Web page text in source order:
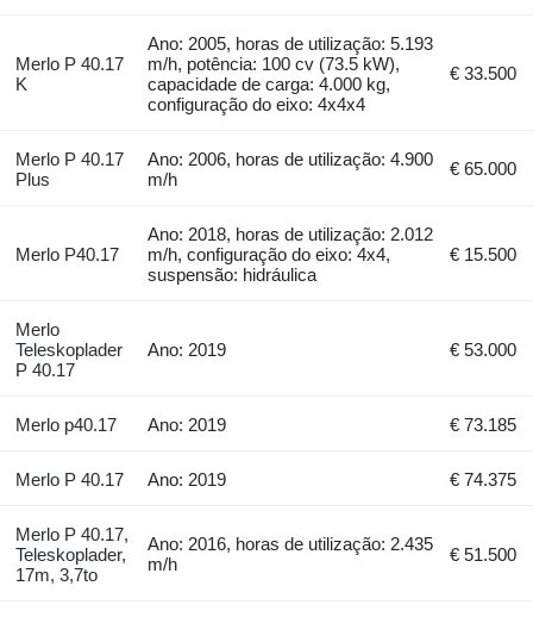
Merlo P 40.17
K
Ano: 2005, horas de utilização: 5.193
m/h, potência: 100 cv (73.5 kW),
capacidade de carga: 4.000 kg,
configuração do eixo: 4x4x4
€ 33.500
Merlo P 40.17
Plus
Ano: 2006, horas de utilização: 4.900
m/h
€ 65.000
Merlo P40.17
Ano: 2018, horas de utilização: 2.012
m/h, configuração do eixo: 4x4,
suspensão: hidráulica
€ 15.500
Merlo
Teleskoplader
P 40.17
Ano: 2019 € 53.000
Merlo p40.17 Ano: 2019 € 73.185
Merlo P 40.17 Ano: 2019 € 74.375
Merlo P 40.17,
Teleskoplader,
17m, 3,7to
Ano: 2016, horas de utilização: 2.435
m/h
€ 51.500